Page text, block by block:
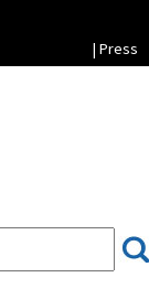
| Press